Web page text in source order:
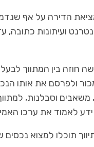
הדירה על אף
ועיתונות
חוזה בין המתווך
ולפרסם את אותו
וסבלנות,
לאמוד את ערכו
תוכלו למצוא